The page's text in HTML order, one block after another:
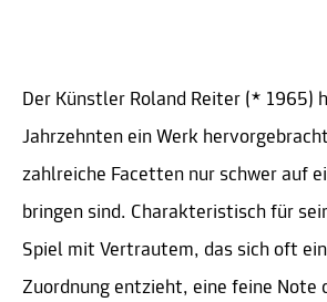
Der Künstler Roland Reiter (* 1965)
Jahrzehnten ein Werk
zahlreiche Facetten nur schwer auf
bringen sind. Charakteristisch für
Spiel mit Vertrautem, das sich oft
Zuordnung entzieht, eine feine Note